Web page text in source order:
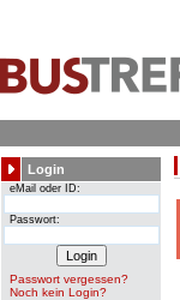
Login
eMail oder ID:
Passwort:
Passwort vergessen?
Noch kein Login?